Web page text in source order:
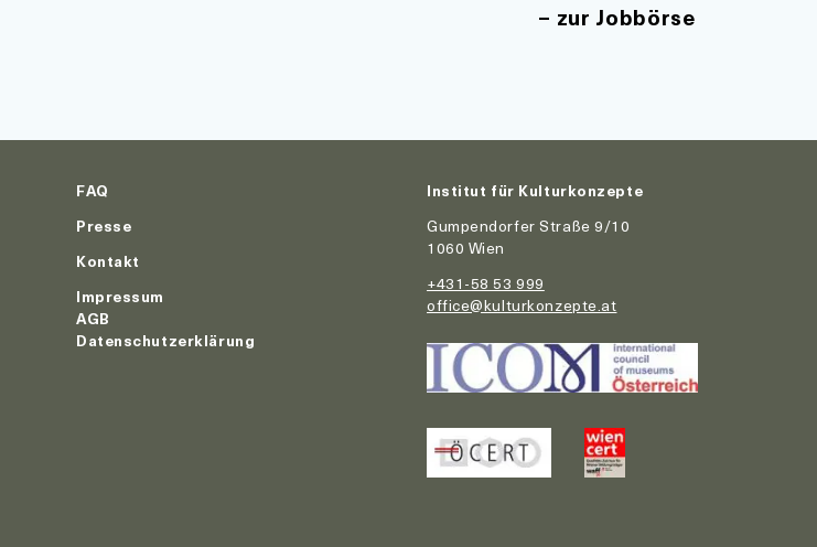
zur Jobbörse
FAQ
Presse
Kontakt
Impressum
AGB
Datenschutzerklärung
Institut für Kulturkonzepte
Gumpendorfer Straße 9/10
1060 Wien
+431-58 53 999
office@kulturkonzepte.at